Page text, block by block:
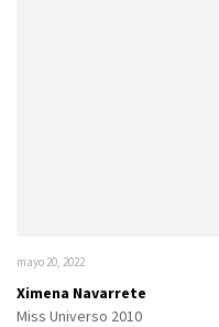
mayo 20, 2022
Ximena Navarrete
Miss Universo 2010